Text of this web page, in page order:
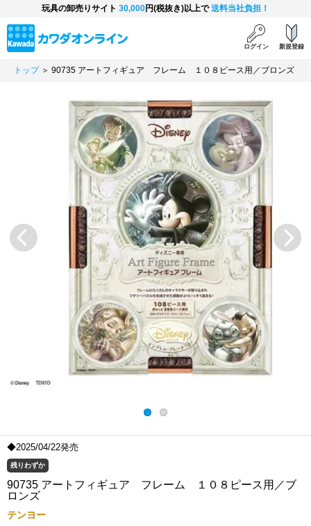
玩具の卸売りサイト 30,000円(税抜き)以上で送料当社負担！
ログイン 新規登録
トップ＞ 90735 アートフィギュア フレーム １０８ピース用／ブロンズ
◆2025/04/22発売
残りわずか
90735 アートフィギュア フレーム １０８ピース用／ブ
ロンズ
テンヨー